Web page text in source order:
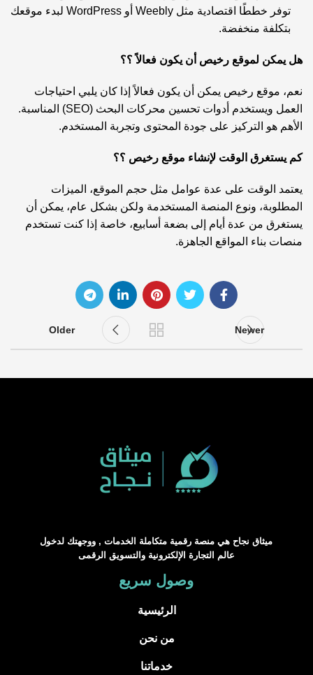
توفر خططًا اقتصادية مثل Weebly أو WordPress لبدء موقعك
بتكلفة منخفضة.
هل يمكن لموقع رخيص أن يكون فعالاً ؟؟
نعم، موقع رخيص يمكن أن يكون فعالاً إذا كان يلبي احتياجات
العمل ويستخدم أدوات تحسين محركات البحث (SEO) المناسبة.
الأهم هو التركيز على جودة المحتوى وتجربة المستخدم.
كم يستغرق الوقت لإنشاء موقع رخيص ؟؟
يعتمد الوقت على عدة عوامل مثل حجم الموقع، الميزات
المطلوبة، ونوع المنصة المستخدمة ولكن بشكل عام، يمكن أن
يستغرق من عدة أيام إلى بضعة أسابيع، خاصة إذا كنت تستخدم
منصات بناء المواقع الجاهزة.
Newer
Older
ميثاق نجاح هي منصة رقمية متكاملة الخدمات , ووجهتك لدخول
عالم التجارة الإلكترونية والتسويق الرقمى
وصول سريع
الرئيسية
من نحن
خدماتنا